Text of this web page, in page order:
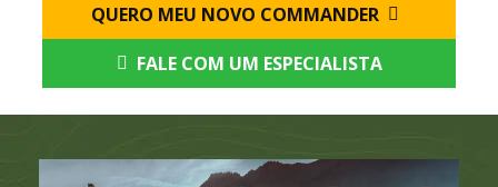
QUERO MEU NOVO COMMANDER
FALE COM UM ESPECIALISTA